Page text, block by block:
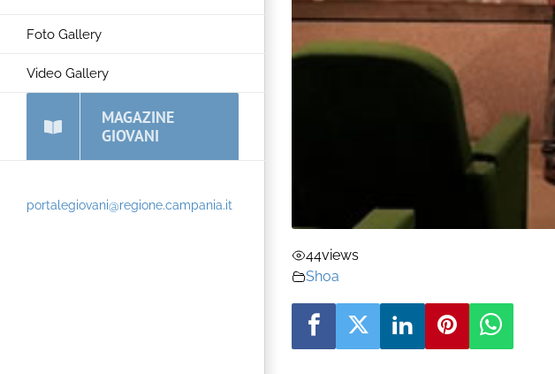
Foto Gallery
Video Gallery
MAGAZINE
GIOVANI
portalegiovani@regione.campania.it
44views
Shoa